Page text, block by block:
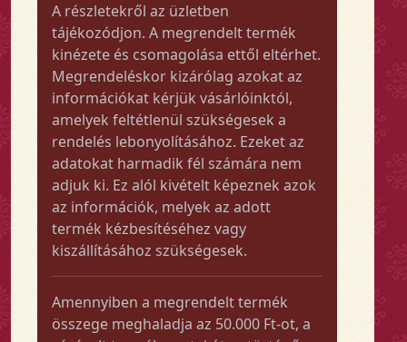
A részletekről az üzletben
tájékozódjon. A megrendelt termék
kinézete és csomagolása ettől eltérhet.
Megrendeléskor kizárólag azokat az
információkat kérjük vásárlóinktól,
amelyek feltétlenül szükségesek a
rendelés lebonyolításához. Ezeket az
adatokat harmadik fél számára nem
adjuk ki. Ez alól kivételt képeznek azok
az információk, melyek az adott
termék kézbesítéséhez vagy
kiszállításához szükségesek.
Amennyiben a megrendelt termék
összege meghaladja az 50.000 Ft-ot, a